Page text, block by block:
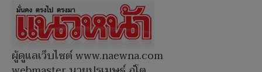
ผู้ดูแลเว็บไซต์ www.naewna.com